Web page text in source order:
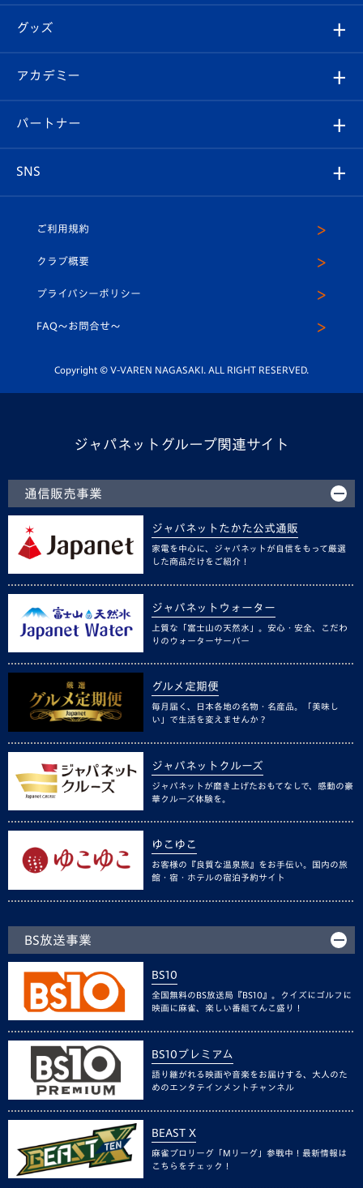
チケット
イベント
メディア
ホームタウン
スタッフプロフィール
マスコット紹介
平和祈念活動
ホームタウン活動
はじめての観戦ガイド
Revive Team
ヴィヴィくんの長崎おもてなしガイド
フォトギャラリー
スタジアムグルメ
チケット
V-LOVERS（ファンクラブ）
プレイヤーズスイート
グッズ
オンラインショップ
店舗情報
アカデミー
育成からのお知らせ
U-18
スクール
パートナー
SNS
ヴィヴィくんインスタグラム
公式LINE＠
ご利用規約
クラブ概要
プライバシーポリシー
FAQ〜お問合せ〜
Copyright © V-VAREN NAGASAKI. ALL RIGHT RESERVED.
ジャパネットグループ関連サイト
通信販売事業
ジャパネットたかた公式通販
家電を中心に、ジャパネットが自信をもって厳選
した商品だけをご紹介！
ジャパネットウォーター
上質な「富士山の天然水」。安心・安全、こだわ
りのウォーターサーバー
グルメ定期便
毎月届く、日本各地の名物・名産品。「美味し
い」で生活を変えませんか？
ジャパネットクルーズ
ジャパネットが磨き上げたおもてなしで、感動の豪
華クルーズ体験を。
ゆこゆこ
お客様の『良質な温泉旅』をお手伝い。国内の旅
館・宿・ホテルの宿泊予約サイト
BS放送事業
BS10
全国無料のBS放送局『BS10』。クイズにゴルフに
映画に麻雀、楽しい番組てんこ盛り！
BS10プレミアム
語り継がれる映画や音楽をお届けする、大人のた
めのエンタテインメントチャンネル
BEAST X
麻雀プロリーグ「Mリーグ」参戦中！最新情報は
こちらをチェック！